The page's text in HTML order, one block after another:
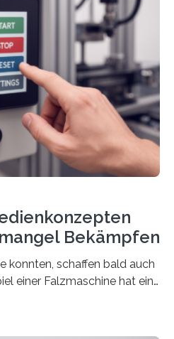
Bekämpfen
konnten, schaffen bald auch
einer Falzmaschine hat ein
so sehr vereinfacht,